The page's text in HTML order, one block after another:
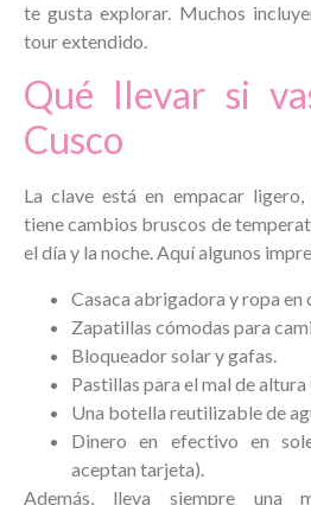
te gusta explorar. Muchos
tour extendido.
Qué llevar si
Cusco
La clave está en empacar
tiene cambios bruscos de
el día y la noche. Aquí algunos
Casaca abrigadora y ropa en
Zapatillas cómodas para
Bloqueador solar y gafas.
Pastillas para el mal de altura
Una botella reutilizable de
Dinero en efectivo en
aceptan tarjeta).
Además, lleva siempre una